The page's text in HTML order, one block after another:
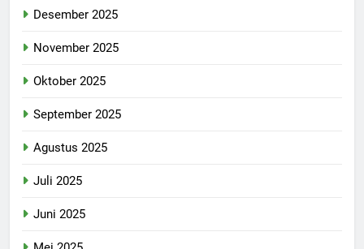
Desember 2025
November 2025
Oktober 2025
September 2025
Agustus 2025
Juli 2025
Juni 2025